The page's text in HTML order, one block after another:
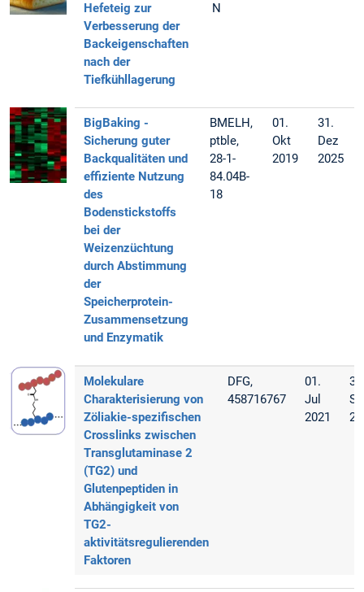
Hefeteig zur
Verbesserung der
Backeigenschaften
nach der
Tiefkühllagerung
N
BigBaking -
Sicherung guter
Backqualitäten und
effiziente Nutzung
des
Bodenstickstoffs
bei der
Weizenzüchtung
durch Abstimmung
der
Speicherprotein-
Zusammensetzung
und Enzymatik
BMELH,
ptble,
28-1-
84.04B-
18
01.
Okt
2019
31.
Dez
2025
Molekulare
Charakterisierung von
Zöliakie-spezifischen
Crosslinks zwischen
Transglutaminase 2
(TG2) und
Glutenpeptiden in
Abhängigkeit von
TG2-
aktivitätsregulierenden
Faktoren
DFG,
458716767
01.
Jul
2021